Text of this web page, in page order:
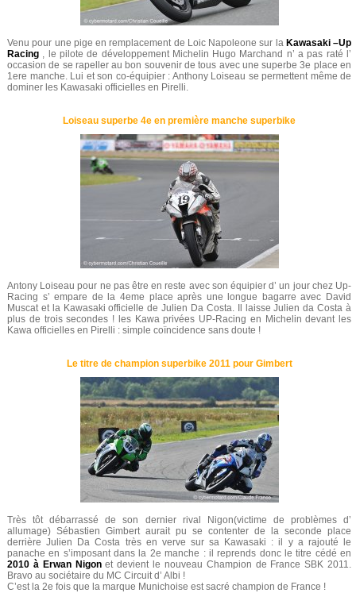
Venu pour une pige en remplacement de Loic Napoleone sur la Kawasaki –Up
Racing , le pilote de développement Michelin Hugo Marchand n’ a pas raté l’
occasion de se rapeller au bon souvenir de tous avec une superbe 3e place en
1ere manche. Lui et son co-équipier : Anthony Loiseau se permettent même de
dominer les Kawasaki officielles en Pirelli.
Loiseau superbe 4e en première manche superbike
Antony Loiseau pour ne pas être en reste avec son équipier d’ un jour chez Up-
Racing s’ empare de la 4eme place après une longue bagarre avec David
Muscat et la Kawasaki officielle de Julien Da Costa. Il laisse Julien da Costa à
plus de trois secondes ! les Kawa privées UP-Racing en Michelin devant les
Kawa officielles en Pirelli : simple coïncidence sans doute !
Le titre de champion superbike 2011 pour Gimbert
Très tôt débarrassé de son dernier rival Nigon(victime de problèmes d’
allumage) Sébastien Gimbert aurait pu se contenter de la seconde place
derrière Julien Da Costa très en verve sur sa Kawasaki : il y a rajouté le
panache en s’imposant dans la 2e manche : il reprends donc le titre cédé en
2010 à Erwan Nigonet devient le nouveau Champion de France SBK 2011.
Bravo au sociétaire du MC Circuit d’ Albi !
C’est la 2e fois que la marque Munichoise est sacré champion de France !